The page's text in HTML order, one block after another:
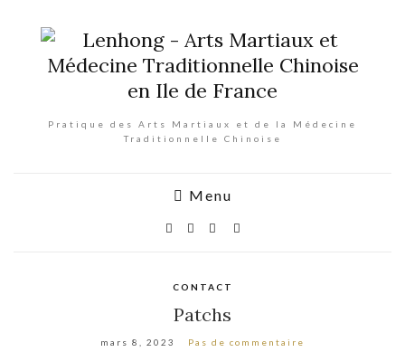
Pratique des Arts Martiaux et de la Médecine
Traditionnelle Chinoise
Menu
CONTACT
Patchs
mars 8, 2023 Pas de commentaire